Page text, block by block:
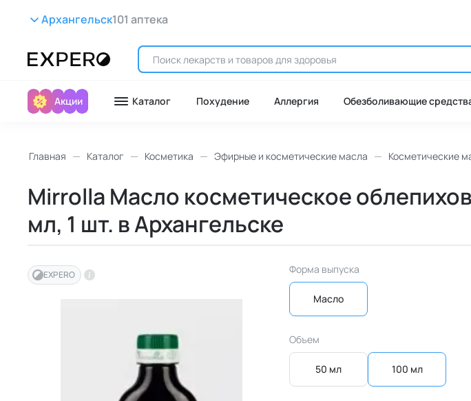
Архангельск101 аптека
Акции Каталог Похудение Аллергия Обезболивающие
Главная Каталог Косметика Эфирные и косметические масла Косметические
Mirrolla Масло косметическое
мл, 1 шт. в Архангельске
EXPERO Форма выпуска
Масло
Объем
50 мл 100 мл